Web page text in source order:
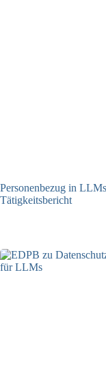
Personenbezug in
Tätigkeitsbericht